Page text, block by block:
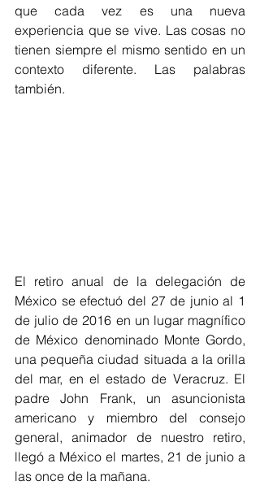
que cada vez es una nueva
experiencia que se vive. Las cosas no
tienen siempre el mismo sentido en un
contexto diferente. Las palabras
también.
El retiro anual de la delegación de
México se efectuó del 27 de junio al 1
de julio de 2016 en un lugar magnífico
de México denominado Monte Gordo,
una pequeña ciudad situada a la orilla
del mar, en el estado de Veracruz. El
padre John Frank, un asuncionista
americano y miembro del consejo
general, animador de nuestro retiro,
llegó a México el martes, 21 de junio a
las once de la mañana.